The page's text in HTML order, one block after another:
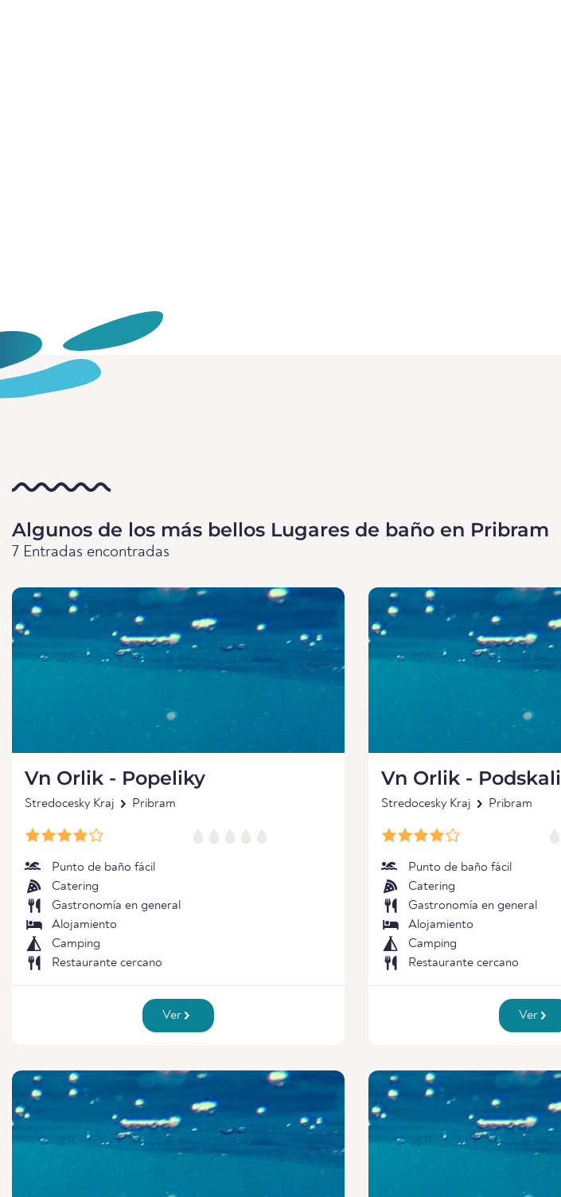
Algunos de los más bellos Lugares de baño en Pribram
7 Entradas encontradas
Vn Orlik - Popeliky
Stredocesky Kraj Pribram
Punto de baño fácil
Catering
Gastronomía en general
Alojamiento
Camping
Restaurante cercano
Ver
Vn Orlik - Podskali
Stredocesky Kraj Pribram
Punto de baño fácil
Catering
Gastronomía en general
Alojamiento
Camping
Restaurante cercano
Ver